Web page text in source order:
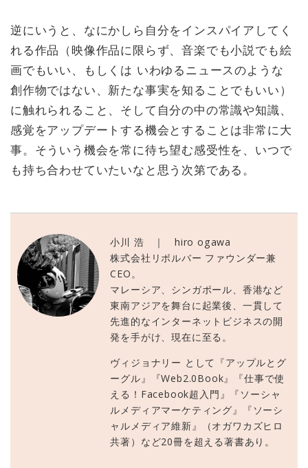
逆にいうと、なにかしら自分をインスパイアしてく
れる作品（映像作品に限らず、音楽でも小説でも絵
画でもいい、もしくは いわゆるニュースのような
創作物ではない、新たな事実を知ることでもいい）
に触れられること、そして自分の中の常識や知識、
感覚をアップデートする機会とすることは非常に大
事。そういう機会を常に待ち望む感受性を、いつで
も持ち合わせていたいなと思う次第である。
小川 浩 ｜ hiro ogawa
株式会社リボルバー ファウンダー兼
CEO。
マレーシア、シンガポール、香港など
東南アジアを舞台に起業後、一貫して
先進的なインターネットビジネスの開
発を手がけ、現在に至る。
ヴィジョナリー として『アップルとグ
ーグル』『Web2.0Book』『仕事で使
える！Facebook超入門』『ソーシャ
ルメディアマーケティング』『ソーシ
ャルメディア維新』（オガワカズヒロ
共著）など20冊を超える著書あり。